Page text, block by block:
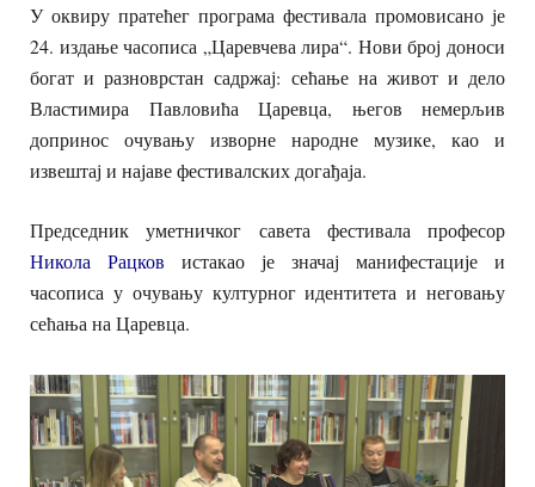
У оквиру пратећег програма фестивала промовисано је
24. издање часописа „Царевчева лира“. Нови број доноси
богат и разноврстан садржај: сећање на живот и дело
Властимира Павловића Царевца, његов немерљив
допринос очувању изворне народне музике, као и
извештај и најаве фестивалских догађаја.
Председник уметничког савета фестивала професор
Никола Рацков истакао је значај манифестације и
часописа у очувању културног идентитета и неговању
сећања на Царевца.